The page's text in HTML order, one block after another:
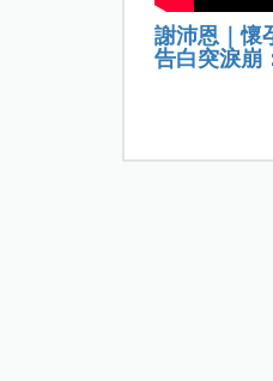
謝沛恩｜懷
告白突淚崩